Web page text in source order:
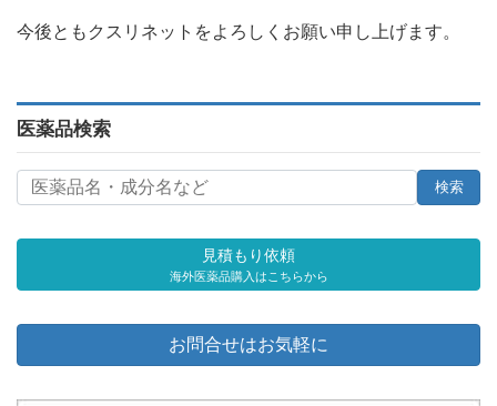
今後ともクスリネットをよろしくお願い申し上げます。
医薬品検索
見積もり依頼
海外医薬品購入はこちらから
お問合せはお気軽に